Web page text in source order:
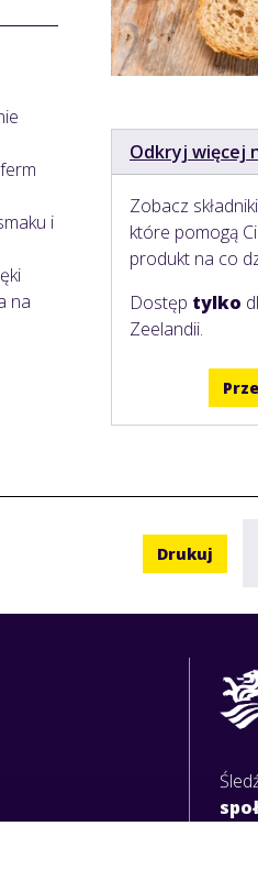
i
na
Odkryj więcej
Zobacz
które pomogą
produkt na co
Dostęp tylko
Zeelandii.
Drukuj